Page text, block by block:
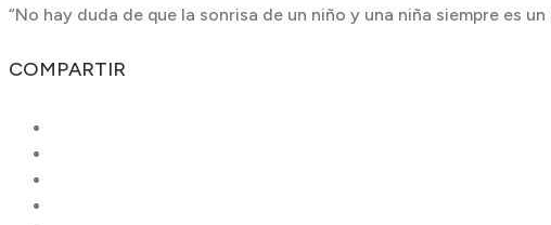
“No hay duda de que la sonrisa de un niño y una niña siempre es
COMPARTIR